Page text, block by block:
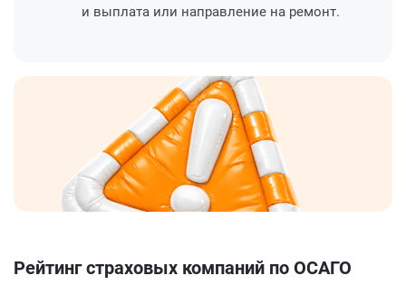
и выплата или направление на ремонт.
Рейтинг страховых компаний по ОСАГО